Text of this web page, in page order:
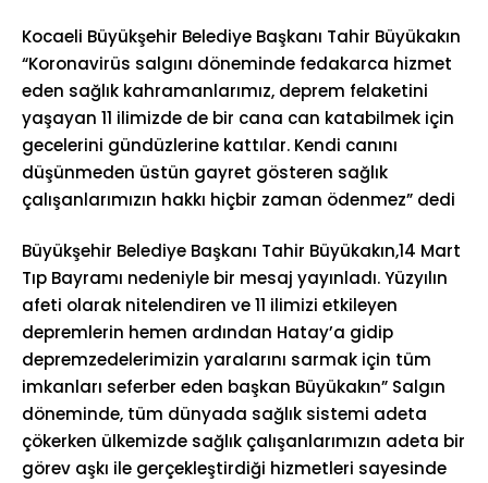
Kocaeli Büyükşehir Belediye Başkanı Tahir Büyükakın
“Koronavirüs salgını döneminde fedakarca hizmet
eden sağlık kahramanlarımız, deprem felaketini
yaşayan 11 ilimizde de bir cana can katabilmek için
gecelerini gündüzlerine kattılar. Kendi canını
düşünmeden üstün gayret gösteren sağlık
çalışanlarımızın hakkı hiçbir zaman ödenmez” dedi
Büyükşehir Belediye Başkanı Tahir Büyükakın,14 Mart
Tıp Bayramı nedeniyle bir mesaj yayınladı. Yüzyılın
afeti olarak nitelendiren ve 11 ilimizi etkileyen
depremlerin hemen ardından Hatay’a gidip
depremzedelerimizin yaralarını sarmak için tüm
imkanları seferber eden başkan Büyükakın” Salgın
döneminde, tüm dünyada sağlık sistemi adeta
çökerken ülkemizde sağlık çalışanlarımızın adeta bir
görev aşkı ile gerçekleştirdiği hizmetleri sayesinde